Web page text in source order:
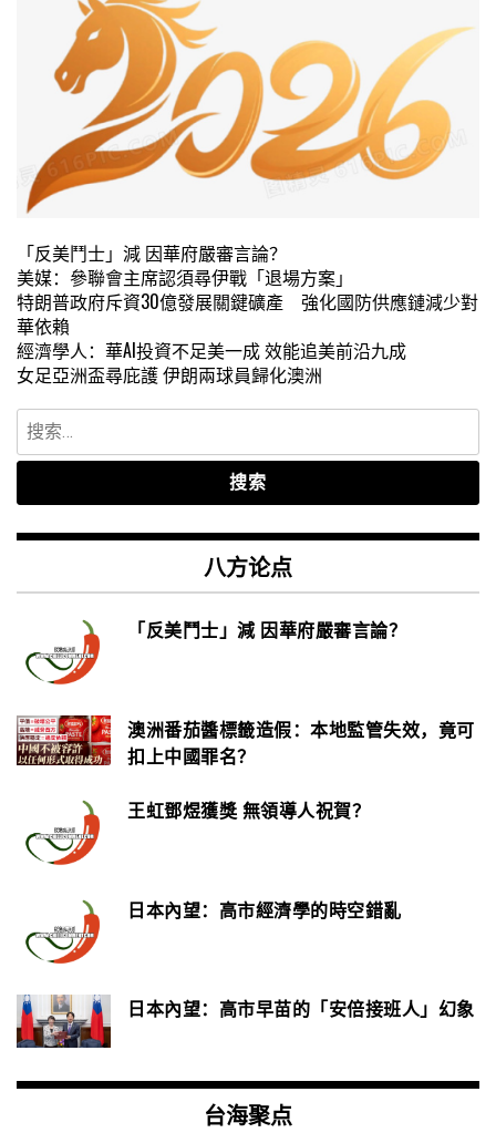
「反美鬥士」減 因華府嚴審言論？
美媒：參聯會主席認須尋伊戰「退場方案」
特朗普政府斥資30億發展關鍵礦產 強化國防供應鏈減少對
華依賴
經濟學人：華AI投資不足美一成 效能追美前沿九成
女足亞洲盃尋庇護 伊朗兩球員歸化澳洲
搜
索：
八方论点
「反美鬥士」減 因華府嚴審言論？
澳洲番茄醬標籤造假：本地監管失效，竟可
扣上中國罪名？
王虹鄧煜獲獎 無領導人祝賀？
日本內望：高市經濟學的時空錯亂
日本內望：高市早苗的「安倍接班人」幻象
台海聚点